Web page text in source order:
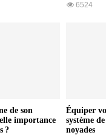
6524
de son
importance
?
Équiper
système
noyades